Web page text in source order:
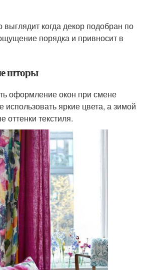
когда декор подобран по
порядка и привносит в
шторы
оформление окон при смене
использовать яркие цвета, а зимой
оттенки текстиля.